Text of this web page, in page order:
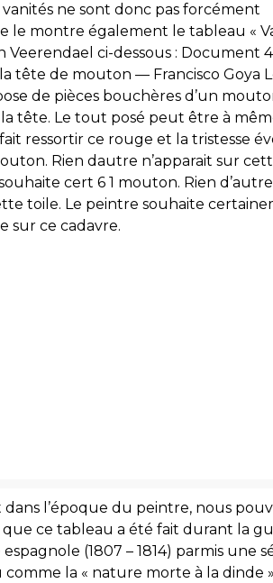
ne sont donc pas forcément
le montre également le tableau «
Veerendael ci-dessous : Document
tête de mouton — Francisco Goya
de pièces bouchères d’un
tête. Le tout posé peut être à
ressortir ce rouge et la tristesse
Rien dautre n’apparait sur
cert 6 1 mouton. Rien d’autre
toile. Le peintre souhaite
sur ce cadavre.
l’époque du peintre, nous
que ce tableau a été fait durant la
(1807 – 1814) parmis une
comme la « nature morte à la dinde